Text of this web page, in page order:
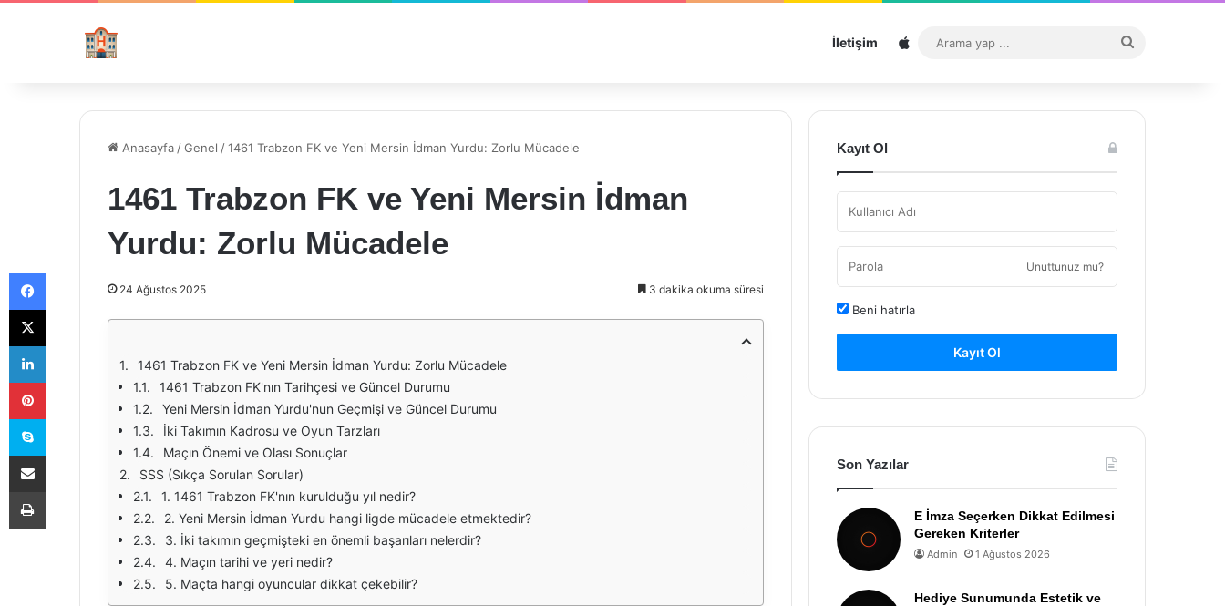
İletişim Sitemap
...
Anasayfa /Genel /1461 Trabzon FK ve Yeni Mersin İdman Yurdu: Zorlu Mücadele
1461 Trabzon FK ve Yeni Mersin İdman
Yurdu: Zorlu Mücadele
24 Ağustos 2025 3 dakika okuma süresi
1461 Trabzon FK ve Yeni Mersin İdman Yurdu: Zorlu Mücadele
1461 Trabzon FK'nın Tarihçesi ve Güncel Durumu
Yeni Mersin İdman Yurdu'nun Geçmişi ve Güncel Durumu
İki Takımın Kadrosu ve Oyun Tarzları
Maçın Önemi ve Olası Sonuçlar
SSS (Sıkça Sorulan Sorular)
1. 1461 Trabzon FK'nın kurulduğu yıl nedir?
2. Yeni Mersin İdman Yurdu hangi ligde mücadele etmektedir?
3. İki takımın geçmişteki en önemli başarıları nelerdir?
4. Maçın tarihi ve yeri nedir?
5. Maçta hangi oyuncular dikkat çekebilir?
Kayıt Ol
Unuttunuz mu?
Beni hatırla
Kayıt Ol
Son Yazılar
E İmza Seçerken Dikkat Edilmesi
Gereken Kriterler
Admin 1 Ağustos 2026
Hediye Sunumunda Estetik ve
Facebook
X
LinkedIn
Pinterest
Skype
E-Posta ile paylaş